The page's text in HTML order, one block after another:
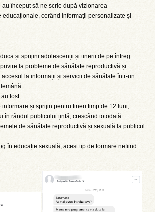
început să ne scrie după vizionarea
educaționale, cerând informații personalizate și
și sprijini adolescenții și tinerii de pe întreg
la probleme de sănătate reproductivă și
la informații și servicii de sănătate într-un
fost:
informare și sprijin pentru tineri timp de 12 luni;
în rândul publicului țintă, crescând totodată
de sănătate reproductivă și sexuală la publicul
în educație sexuală, acest tip de formare nefiind